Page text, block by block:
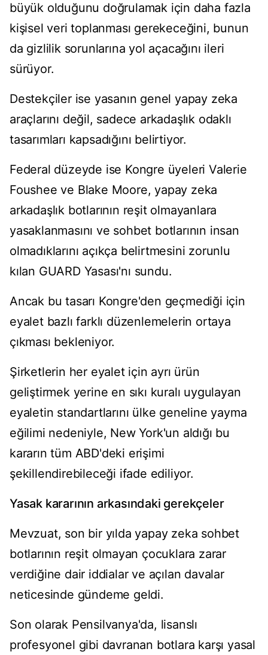
büyük olduğunu doğrulamak için daha fazla
kişisel veri toplanması gerekeceğini, bunun
da gizlilik sorunlarına yol açacağını ileri
sürüyor.
Destekçiler ise yasanın genel yapay zeka
araçlarını değil, sadece arkadaşlık odaklı
tasarımları kapsadığını belirtiyor.
Federal düzeyde ise Kongre üyeleri Valerie
Foushee ve Blake Moore, yapay zeka
arkadaşlık botlarının reşit olmayanlara
yasaklanmasını ve sohbet botlarının insan
olmadıklarını açıkça belirtmesini zorunlu
kılan GUARD Yasası'nı sundu.
Ancak bu tasarı Kongre'den geçmediği için
eyalet bazlı farklı düzenlemelerin ortaya
çıkması bekleniyor.
Şirketlerin her eyalet için ayrı ürün
geliştirmek yerine en sıkı kuralı uygulayan
eyaletin standartlarını ülke geneline yayma
eğilimi nedeniyle, New York'un aldığı bu
kararın tüm ABD'deki erişimi
şekillendirebileceği ifade ediliyor.
Yasak kararının arkasındaki gerekçeler
Mevzuat, son bir yılda yapay zeka sohbet
botlarının reşit olmayan çocuklara zarar
verdiğine dair iddialar ve açılan davalar
neticesinde gündeme geldi.
Son olarak Pensilvanya'da, lisanslı
profesyonel gibi davranan botlara karşı yasal